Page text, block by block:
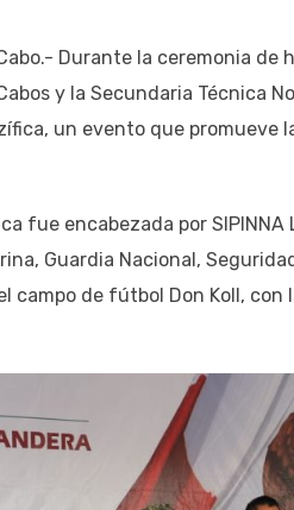
Durante la ceremonia de
y la Secundaria Técnica
un evento que
fue encabezada por
Guardia Nacional,
campo de fútbol Don Koll,